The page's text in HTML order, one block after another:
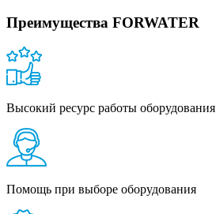
Преимущества FORWATER
Высокий ресурс работы оборудования
Помощь при выборе оборудования